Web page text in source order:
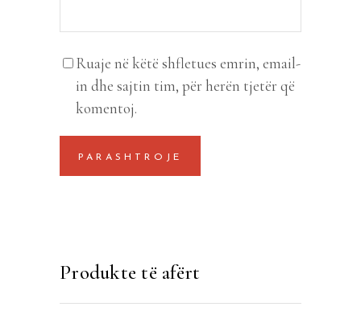
Ruaje në këtë shfletues emrin, email-
in dhe sajtin tim, për herën tjetër që
komentoj.
Produkte të afërt